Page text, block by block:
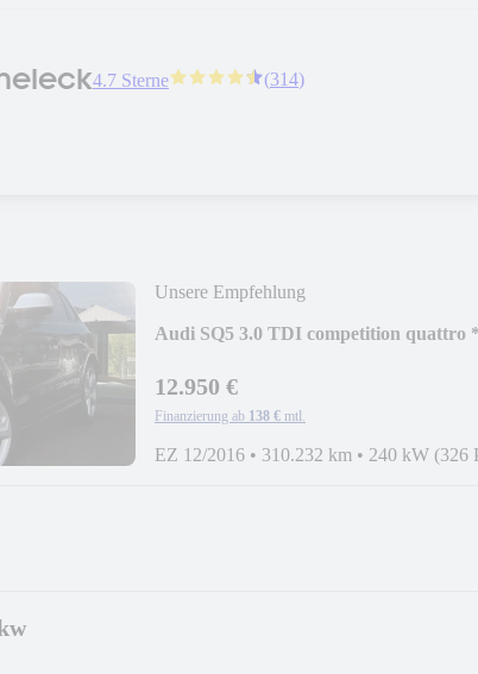
4.7 Sterne (314)
Unsere Empfehlung
Audi SQ5 3.0 TDI competition
12.950 €
Finanzierung ab 138 € mtl.
EZ 12/2016 • 310.232 km • 240 kW (326